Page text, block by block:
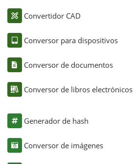
Convertidor CAD
Conversor para dispositivos
Conversor de documentos
Conversor de libros electrónicos
Generador de hash
Conversor de imágenes